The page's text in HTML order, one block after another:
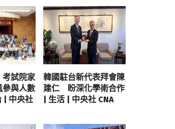
試院家
參與人數
| 中央社
韓國駐台新代表拜會陳
建仁 盼深化學術合作
| 生活 | 中央社 CNA